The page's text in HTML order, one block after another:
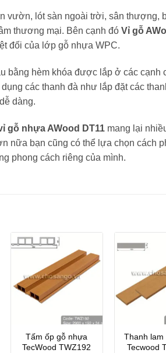
vườn, lót sàn ngoài trời, sân thượng,
thương mại. Bên cạnh đó Vỉ gỗ
đối của lớp gỗ nhựa WPC.
bằng hèm khóa được lắp ở các cạnh
các thanh đà như lắp đặt các
dàng.
gỗ nhựa AWood DT11 mang lại
nữa bạn cũng có thể lựa chọn cách
phong cách riêng của mình.
Tấm ốp gỗ nhựa
TecWood TWZ192
Thanh
Tecwood